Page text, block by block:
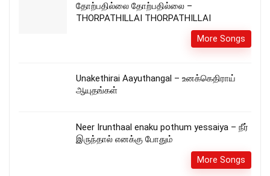
தோற்பதில்லை தோற்பதில்லை –
THORPATHILLAI THORPATHILLAI
More Songs
Unakethirai Aayuthangal – உனக்கெதிராய்
ஆயுதங்கள்
Neer Irunthaal enaku pothum yessaiya – நீர்
இருந்தால் எனக்கு போதும்
More Songs